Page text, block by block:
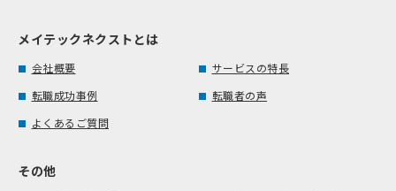
メイテックネクストとは
会社概要
サービスの特長
転職成功事例
転職者の声
よくあるご質問
その他